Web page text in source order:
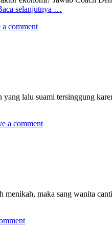
selanjutnya …
a comment
yang lalu suami tersinggung
a comment
maka sang wanita